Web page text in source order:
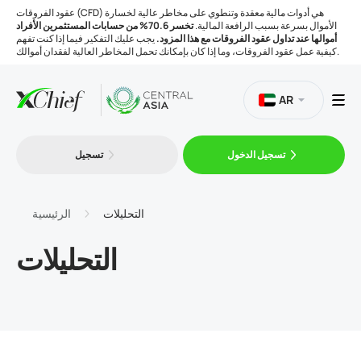
عقود الفروقات (CFD) هي أدوات مالية معقدة وتنطوي على مخاطر عالية لخسارة
الأموال بسرعة بسبب الرافعة المالية.
تخسر 70.6% من حسابات المستثمرين الأفراد
أموالها عند تداول عقود الفروقات مع هذا المزود.يجب عليك التفكير فيما إذا كنت تفهم
كيفية عمل عقود الفروقات، وما إذا كان بإمكانك تحمل المخاطر العالية لفقدان أموالك.
المنصات
الأدوات
AR
تسجيل تسجيل الدخول
الرئيسية التحليلات
التحليلات